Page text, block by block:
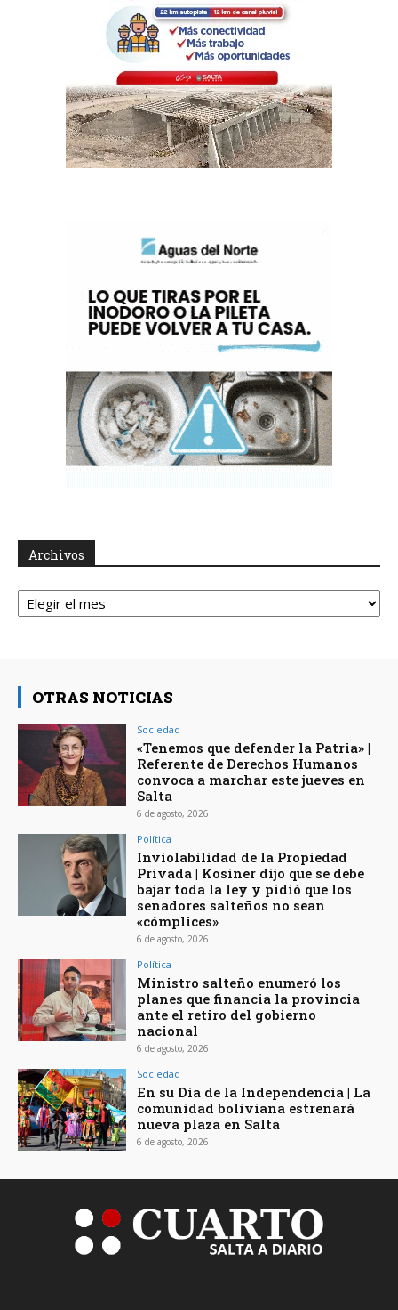
Archivos
Archivos
OTRAS NOTICIAS
Sociedad
«Tenemos que defender la Patria» |
Referente de Derechos Humanos
convoca a marchar este jueves en
Salta
6 de agosto, 2026
Política
Inviolabilidad de la Propiedad
Privada | Kosiner dijo que se debe
bajar toda la ley y pidió que los
senadores salteños no sean
«cómplices»
6 de agosto, 2026
Política
Ministro salteño enumeró los
planes que financia la provincia
ante el retiro del gobierno
nacional
6 de agosto, 2026
Sociedad
En su Día de la Independencia | La
comunidad boliviana estrenará
nueva plaza en Salta
6 de agosto, 2026